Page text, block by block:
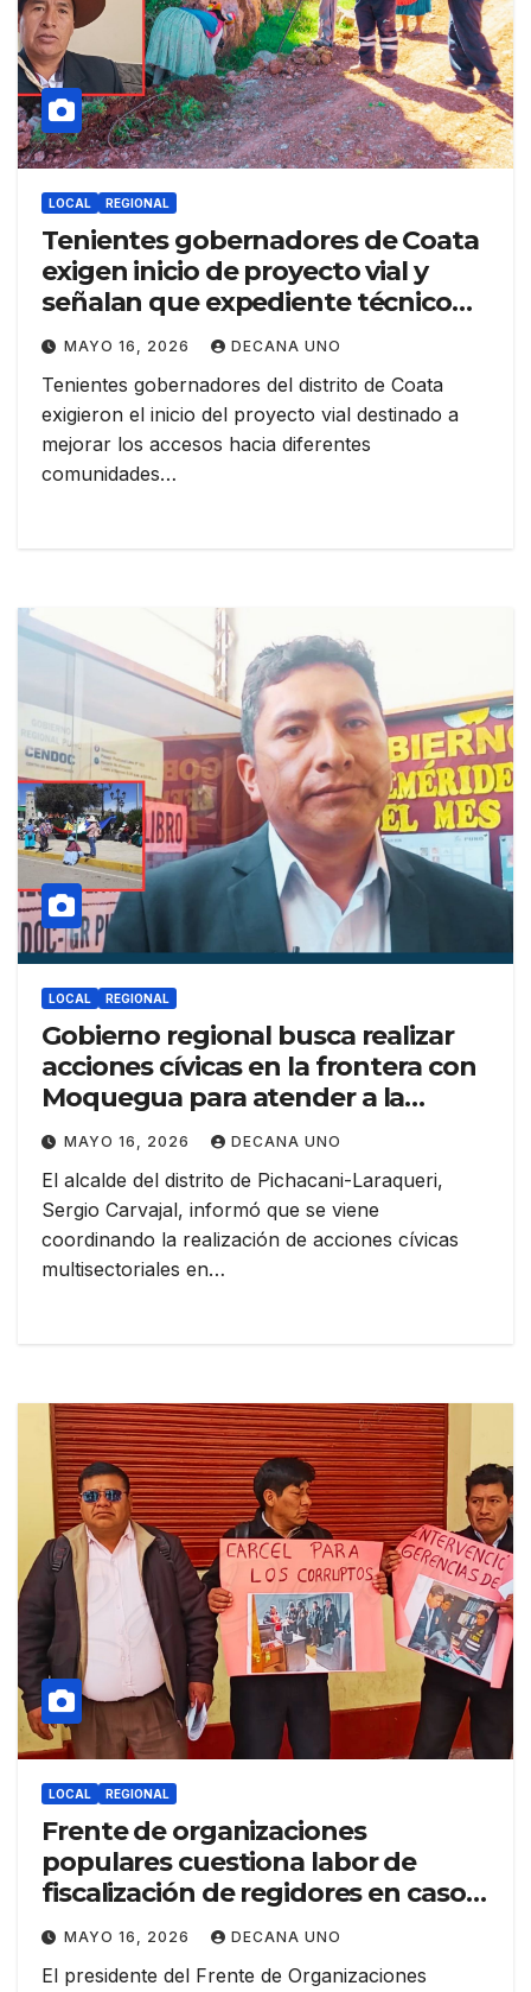
LOCAL REGIONAL
Tenientes gobernadores de Coata
exigen inicio de proyecto vial y
señalan que expediente técnico
tiene más del 95 % de avance
MAYO 16, 2026 DECANA UNO
Tenientes gobernadores del distrito de Coata
exigieron el inicio del proyecto vial destinado a
mejorar los accesos hacia diferentes
comunidades…
LOCAL REGIONAL
Gobierno regional busca realizar
acciones cívicas en la frontera con
Moquegua para atender a la
población
MAYO 16, 2026 DECANA UNO
El alcalde del distrito de Pichacani-Laraqueri,
Sergio Carvajal, informó que se viene
coordinando la realización de acciones cívicas
multisectoriales en…
LOCAL REGIONAL
Frente de organizaciones
populares cuestiona labor de
fiscalización de regidores en caso
“los Mandachitos de la corrupción”
MAYO 16, 2026 DECANA UNO
El presidente del Frente de Organizaciones